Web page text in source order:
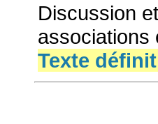
Discussion
Texte